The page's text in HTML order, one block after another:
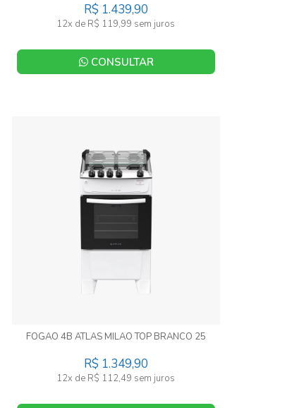
R$ 1.439,90
12x de R$ 119,99 sem juros
CONSULTAR
FOGAO 4B ATLAS MILAO TOP BRANCO 25
R$ 1.349,90
12x de R$ 112,49 sem juros